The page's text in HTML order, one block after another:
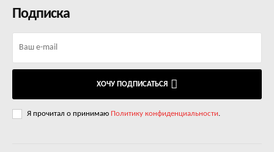
Подписка
ХОЧУ ПОДПИСАТЬСЯ
Я прочитал о принимаю Политику конфиденциальности.